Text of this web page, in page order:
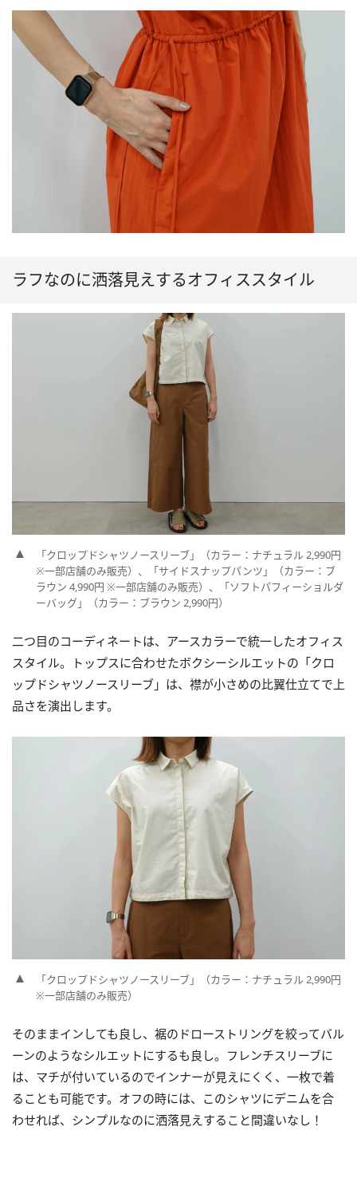
ラフなのに洒落見えするオフィススタイル
「クロップドシャツノースリーブ」（カラー：ナチュラル 2,990円
※一部店舗のみ販売）、「サイドスナップパンツ」（カラー：ブ
ラウン 4,990円 ※一部店舗のみ販売）、「ソフトパフィーショルダ
ーバッグ」（カラー：ブラウン 2,990円）
二つ目のコーディネートは、アースカラーで統一したオフィス
スタイル。トップスに合わせたボクシーシルエットの「クロ
ップドシャツノースリーブ」は、襟が小さめの比翼仕立てで上
品さを演出します。
「クロップドシャツノースリーブ」（カラー：ナチュラル 2,990円
※一部店舗のみ販売）
そのままインしても良し、裾のドローストリングを絞ってバル
ーンのようなシルエットにするも良し。フレンチスリーブに
は、マチが付いているのでインナーが見えにくく、一枚で着
ることも可能です。オフの時には、このシャツにデニムを合
わせれば、シンプルなのに洒落見えすること間違いなし！